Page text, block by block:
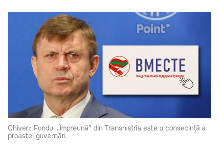
Chiveri: Fondul „Împreună” din Transnistria este o consecință a
proastei guvernări.